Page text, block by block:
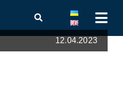
12.04.2023